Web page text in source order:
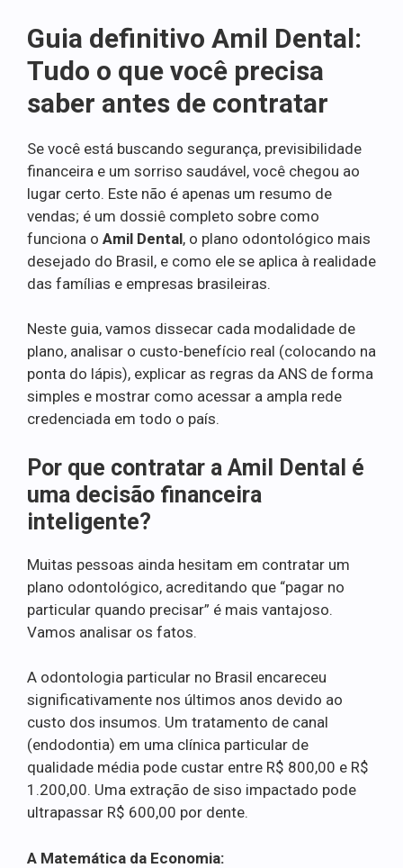
Guia definitivo Amil Dental:
Tudo o que você precisa
saber antes de contratar
Se você está buscando segurança, previsibilidade
financeira e um sorriso saudável, você chegou ao
lugar certo. Este não é apenas um resumo de
vendas; é um dossiê completo sobre como
funciona o Amil Dental, o plano odontológico mais
desejado do Brasil, e como ele se aplica à realidade
das famílias e empresas brasileiras.
Neste guia, vamos dissecar cada modalidade de
plano, analisar o custo-benefício real (colocando na
ponta do lápis), explicar as regras da ANS de forma
simples e mostrar como acessar a ampla rede
credenciada em todo o país.
Por que contratar a Amil Dental é
uma decisão financeira
inteligente?
Muitas pessoas ainda hesitam em contratar um
plano odontológico, acreditando que “pagar no
particular quando precisar” é mais vantajoso.
Vamos analisar os fatos.
A odontologia particular no Brasil encareceu
significativamente nos últimos anos devido ao
custo dos insumos. Um tratamento de canal
(endodontia) em uma clínica particular de
qualidade média pode custar entre R$ 800,00 e R$
1.200,00. Uma extração de siso impactado pode
ultrapassar R$ 600,00 por dente.
A Matemática da Economia: